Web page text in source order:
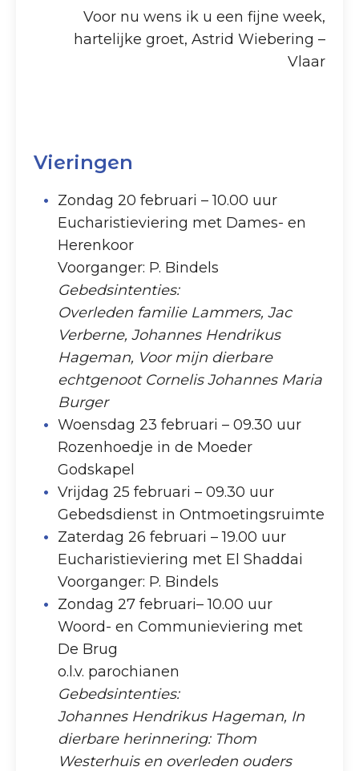
Voor nu wens ik u een fijne week,
hartelijke groet, Astrid Wiebering –
Vlaar
Vieringen
Zondag 20 februari – 10.00 uur
Eucharistieviering met Dames- en
Herenkoor
Voorganger: P. Bindels
Gebedsintenties:
Overleden familie Lammers, Jac
Verberne, Johannes Hendrikus
Hageman, Voor mijn dierbare
echtgenoot Cornelis Johannes Maria
Burger
Woensdag 23 februari – 09.30 uur
Rozenhoedje in de Moeder
Godskapel
Vrijdag 25 februari – 09.30 uur
Gebedsdienst in Ontmoetingsruimte
Zaterdag 26 februari – 19.00 uur
Eucharistieviering met El Shaddai
Voorganger: P. Bindels
Zondag 27 februari– 10.00 uur
Woord- en Communieviering met
De Brug
o.l.v. parochianen
Gebedsintenties:
Johannes Hendrikus Hageman, In
dierbare herinnering: Thom
Westerhuis en overleden ouders